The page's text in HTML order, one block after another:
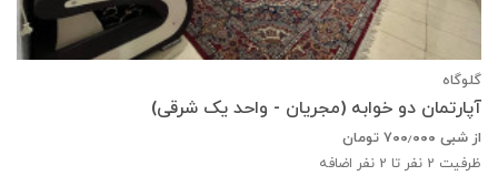
گلوگاه
آپارتمان دو خوابه (مجریان - واحد یک شرقی)
از شبی ۷۰۰٫۰۰۰ تومان
ظرفیت 2 نفر تا 2 نفر اضافه